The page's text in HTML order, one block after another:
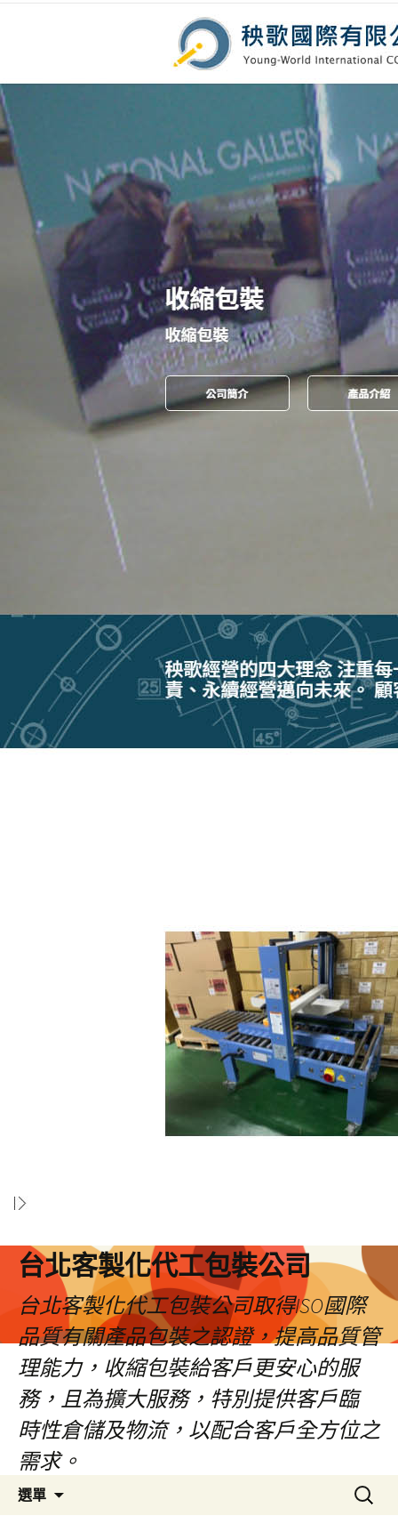
台北客製化代工包裝公司
台北客製化代工包裝公司取得ISO國際
品質有關產品包裝之認證，提高品質管
理能力，收縮包裝給客戶更安心的服
務，且為擴大服務，特別提供客戶臨
時性倉儲及物流，以配合客戶全方位之
需求。
選單
搜
尋